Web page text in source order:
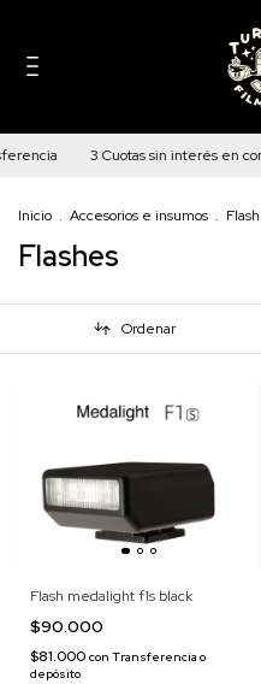
3 Cuotas sin interés en
Inicio . Accesorios e insumos .
Flashes
Ordenar
Flash medalight f1s black
$90.000
$81.000 con Transferencia o
depósito